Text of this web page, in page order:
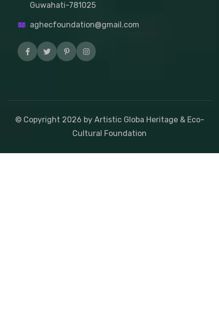
Guwahati-781025
aghecfoundation@gmail.com
© Copyright 2026 by Artistic Globa Heritage & Eco-
Cultural Foundation